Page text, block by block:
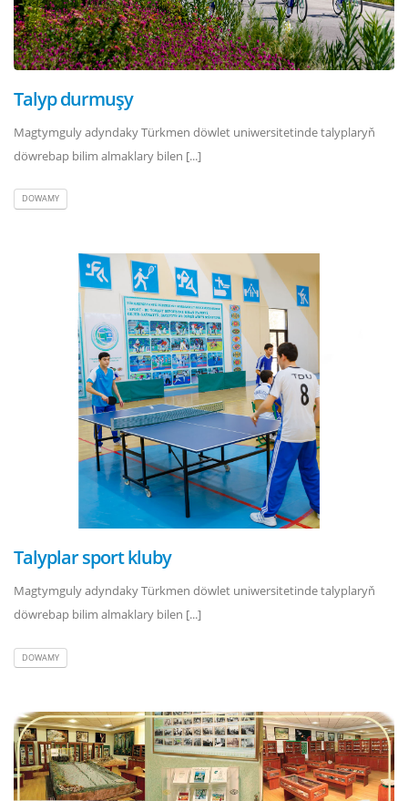
Talyp durmuşy
Magtymguly adyndaky Türkmen döwlet uniwersitetinde talyplaryň
döwrebap bilim almaklary bilen [...]
DOWAMY
Talyplar sport kluby
Magtymguly adyndaky Türkmen döwlet uniwersitetinde talyplaryň
döwrebap bilim almaklary bilen [...]
DOWAMY